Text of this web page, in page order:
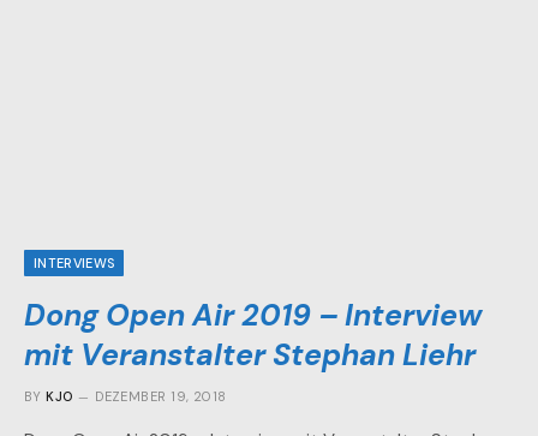
INTERVIEWS
Dong Open Air 2019 – Interview
mit Veranstalter Stephan Liehr
BY KJO DEZEMBER 19, 2018